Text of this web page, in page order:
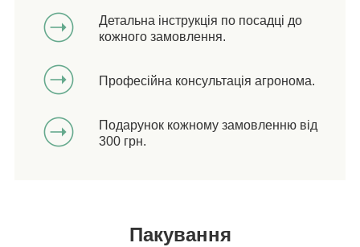
Детальна інструкція по посадці до
кожного замовлення.
Професійна консультація агронома.
Подарунок кожному замовленню від
300 грн.
Пакування